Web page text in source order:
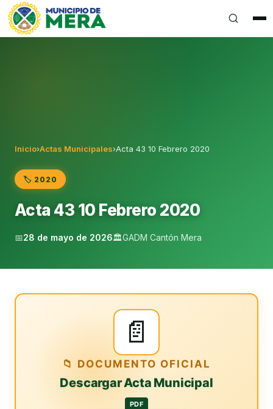
Gobierno Autónomo Descentralizado Municipal del
Inicio›Actas Municipales›Acta 43 10 Febrero 2020
🏷️ 2020
Acta 43 10 Febrero 2020
📅28 de mayo de 2026🏛️GADM Cantón Mera
📄
📁 DOCUMENTO OFICIAL
Descargar Acta Municipal
PDF